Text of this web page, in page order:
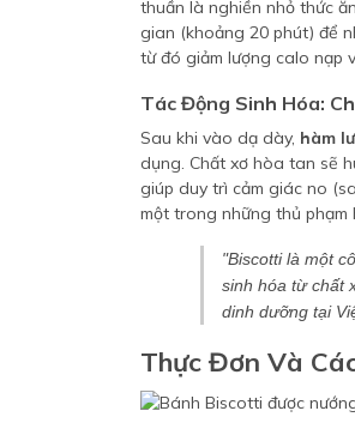
thuần là nghiền nhỏ thức
gian (khoảng 20 phút) để
từ đó giảm lượng calo nạp
Tác Động Sinh Hóa:
Sau khi vào dạ dày, hàm
dụng. Chất xơ hòa tan sẽ
giúp duy trì cảm giác no
một trong những thủ phạm
"Biscotti là một
sinh hóa từ chất
dinh dưỡng tại
Thực Đơn Và